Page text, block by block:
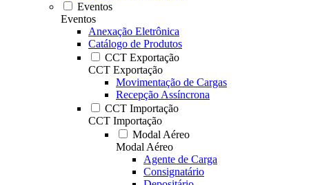
Eventos
Eventos
Anexação Eletrônica
Catálogo de Produtos
CCT Exportação
CCT Exportação
Movimentação de Cargas
Recepção Assíncrona
CCT Importação
CCT Importação
Modal Aéreo
Modal Aéreo
Agente de Carga
Consignatário